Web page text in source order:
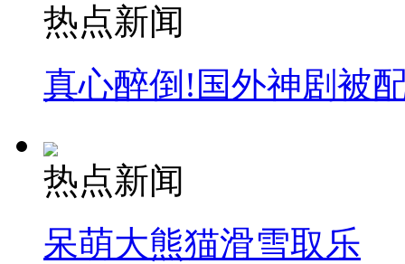
热点新闻
真心醉倒!国外神剧被
热点新闻
呆萌大熊猫滑雪取乐